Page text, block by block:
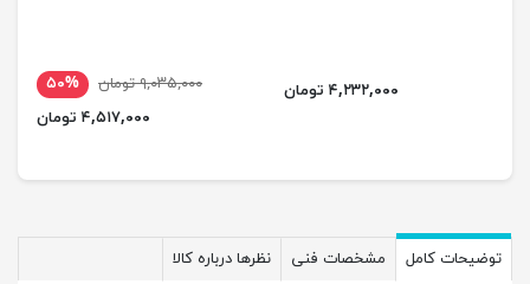
۴,۲۳۲,۰۰۰ تومان ۹,۰۳۵,۰۰۰ تومان
۵۰%
۴,۵۱۷,۰۰۰ تومان
توضیحات کامل مشخصات فنی نظرها درباره کالا